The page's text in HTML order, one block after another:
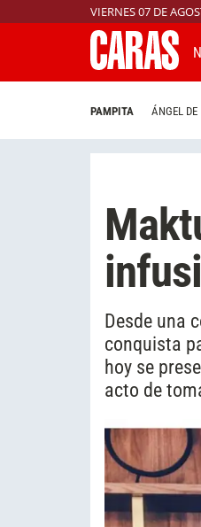
VIERNES 07 DE
PAMPITA ÁNGEL DE
Desde una
conquista
hoy se
acto de